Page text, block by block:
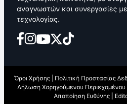
αναγνωστών και συνεργασίες
τεχνολογίας.
Όροι Χρήσης Πολιτική Προστασίας
Δήλωση Χορηγούμενου Περιεχομένου
Αποποίηση Ευθύνης